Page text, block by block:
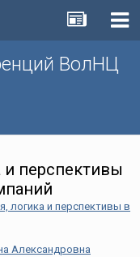
ВолНЦ
и перспективы
логика и перспективы в
Александровна